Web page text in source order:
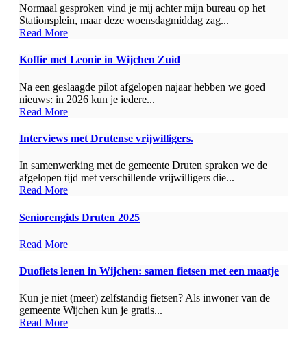
Normaal gesproken vind je mij achter mijn bureau op het
Stationsplein, maar deze woensdagmiddag zag...
Read More
Koffie met Leonie in Wijchen Zuid
Na een geslaagde pilot afgelopen najaar hebben we goed
nieuws: in 2026 kun je iedere...
Read More
Interviews met Drutense vrijwilligers.
In samenwerking met de gemeente Druten spraken we de
afgelopen tijd met verschillende vrijwilligers die...
Read More
Seniorengids Druten 2025
Read More
Duofiets lenen in Wijchen: samen fietsen met een maatje
Kun je niet (meer) zelfstandig fietsen? Als inwoner van de
gemeente Wijchen kun je gratis...
Read More